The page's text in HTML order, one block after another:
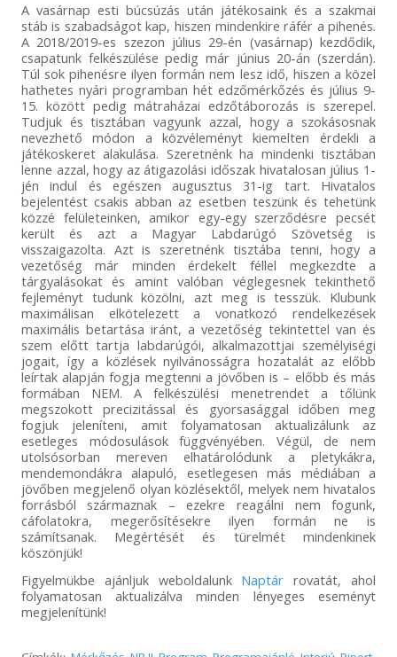
A vasárnap esti búcsúzás után játékosaink és a szakmai
stáb is szabadságot kap, hiszen mindenkire ráfér a pihenés.
A 2018/2019-es szezon július 29-én (vasárnap) kezdődik,
csapatunk felkészülése pedig már június 20-án (szerdán).
Túl sok pihenésre ilyen formán nem lesz idő, hiszen a közel
hathetes nyári programban hét edzőmérkőzés és július 9-
15. között pedig mátraházai edzőtáborozás is szerepel.
Tudjuk és tisztában vagyunk azzal, hogy a szokásosnak
nevezhető módon a közvéleményt kiemelten érdekli a
játékoskeret alakulása. Szeretnénk ha mindenki tisztában
lenne azzal, hogy az átigazolási időszak hivatalosan július 1-
jén indul és egészen augusztus 31-ig tart. Hivatalos
bejelentést csakis abban az esetben teszünk és tehetünk
közzé felületeinken, amikor egy-egy szerződésre pecsét
került és azt a Magyar Labdarúgó Szövetség is
visszaigazolta. Azt is szeretnénk tisztába tenni, hogy a
vezetőség már minden érdekelt féllel megkezdte a
tárgyalásokat és amint valóban véglegesnek tekinthető
fejleményt tudunk közölni, azt meg is tesszük. Klubunk
maximálisan elkötelezett a vonatkozó rendelkezések
maximális betartása iránt, a vezetőség tekintettel van és
szem előtt tartja labdarúgói, alkalmazottjai személyiségi
jogait, így a közlések nyilvánosságra hozatalát az előbb
leírtak alapján fogja megtenni a jövőben is – előbb és más
formában NEM. A felkészülési menetrendet a tőlünk
megszokott precizitással és gyorsasággal időben meg
fogjuk jeleníteni, amit folyamatosan aktualizálunk az
esetleges módosulások függvényében. Végül, de nem
utolsósorban mereven elhatárolódunk a pletykákra,
mendemondákra alapuló, esetlegesen más médiában a
jövőben megjelenő olyan közlésektől, melyek nem hivatalos
forrásból származnak – ezekre reagálni nem fogunk,
cáfolatokra, megerősítésekre ilyen formán ne is
számítsanak. Megértését és türelmét mindenkinek
köszönjük!
Figyelmükbe ajánljuk weboldalunk Naptár rovatát, ahol
folyamatosan aktualizálva minden lényeges eseményt
megjelenítünk!